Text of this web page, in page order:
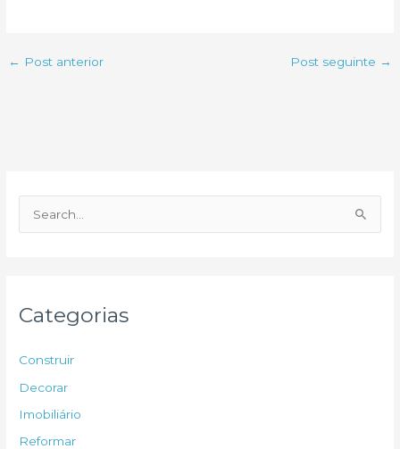
← Post anterior Post seguinte →
e
p
Categorias
Construir
Decorar
Imobiliário
Reformar